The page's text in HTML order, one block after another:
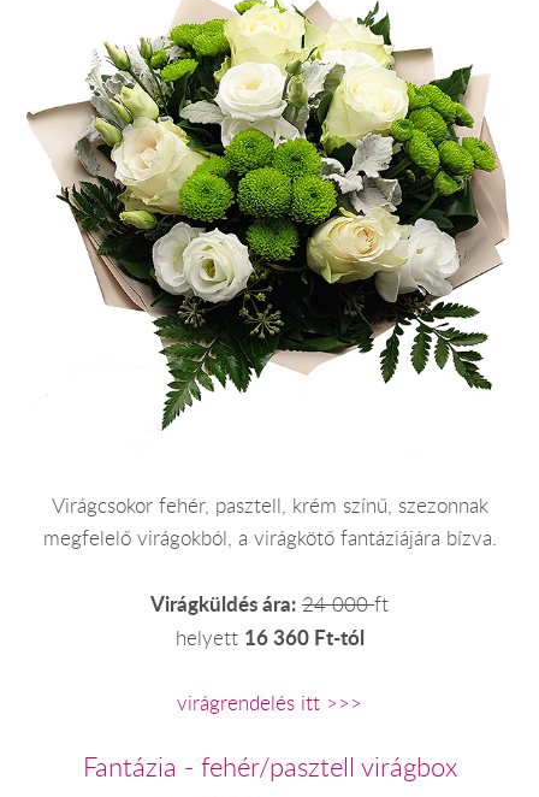
Virágcsokor fehér, pasztell, krém színű, szezonnak
megfelelő virágokból, a virágkötő fantáziájára bízva.
Virágküldés ára: 24 000ft
helyett 16 360 Ft-tól
virágrendelés itt >>>
Fantázia - fehér/pasztell virágbox